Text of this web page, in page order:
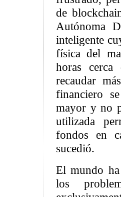
de
Autónoma
inteligente
física del
horas
recaudar
financiero
mayor y no
utilizada
fondos en
sucedió.
El mundo
los